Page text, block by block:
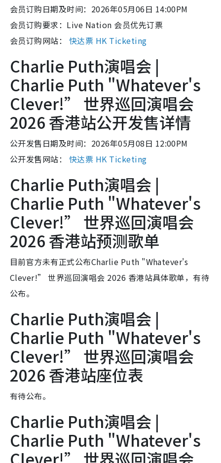
会员订购日期及时间：2026年05月06日 14:00PM
会员订购要求：Live Nation 会员优先订票
会员订购网站： 快达票 HK Ticketing
Charlie Puth演唱会 |
Charlie Puth "Whatever's
Clever!” 世界巡回演唱会
2026 香港站公开发售详情
公开发售日期及时间：2026年05月08日 12:00PM
公开发售网站： 快达票 HK Ticketing
Charlie Puth演唱会 |
Charlie Puth "Whatever's
Clever!” 世界巡回演唱会
2026 香港站预测歌单
目前官方未有正式公布Charlie Puth "Whatever's
Clever!” 世界巡回演唱会 2026 香港站具体歌单，有待
公布。
Charlie Puth演唱会 |
Charlie Puth "Whatever's
Clever!” 世界巡回演唱会
2026 香港站座位表
有待公布。
Charlie Puth演唱会 |
Charlie Puth "Whatever's